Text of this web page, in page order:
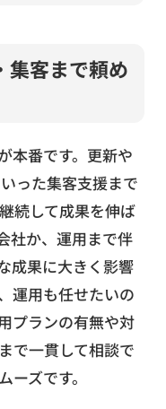
集客まで頼め
本番です。更新や
った集客支援まで
続して成果を伸ば
社か、運用まで伴
成果に大きく影響
運用も任せたいの
プランの有無や対
で一貫して相談で
ズです。